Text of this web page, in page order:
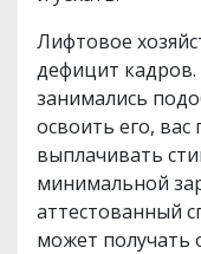
Лифтовое
дефицит кадров.
занимались
освоить его,
выплачивать
минимальной
аттестованный
может получать